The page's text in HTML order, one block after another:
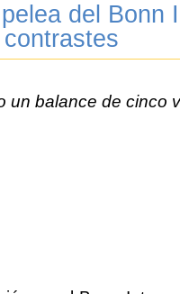
del Bonn
un balance de cinco